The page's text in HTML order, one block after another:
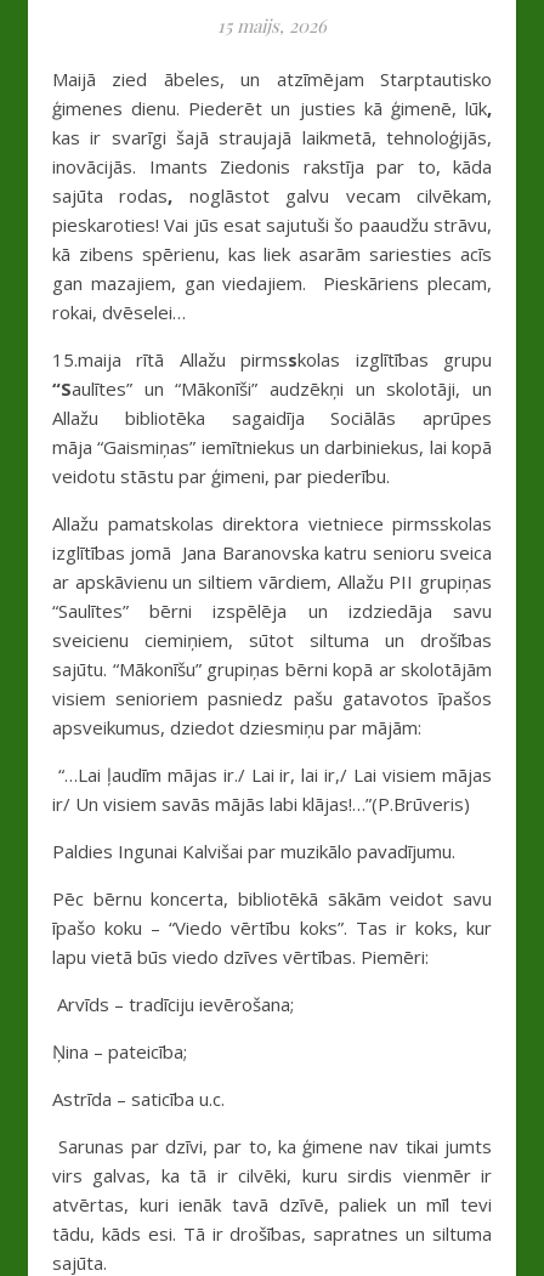
15 maijs, 2026
Maijā zied ābeles, un atzīmējam Starptautisko
ģimenes dienu. Piederēt un justies kā ģimenē, lūk,
kas ir svarīgi šajā straujajā laikmetā, tehnoloģijās,
inovācijās. Imants Ziedonis rakstīja par to, kāda
sajūta rodas, noglāstot galvu vecam cilvēkam,
pieskaroties! Vai jūs esat sajutuši šo paaudžu strāvu,
kā zibens spērienu, kas liek asarām sariesties acīs
gan mazajiem, gan viedajiem. Pieskāriens plecam,
rokai, dvēselei…
15.maija rītā Allažu pirmsskolas izglītības grupu
“Saulītes” un “Mākonīši” audzēkņi un skolotāji, un
Allažu bibliotēka sagaidīja Sociālās aprūpes
māja “Gaismiņas” iemītniekus un darbiniekus, lai kopā
veidotu stāstu par ģimeni, par piederību.
Allažu pamatskolas direktora vietniece pirmsskolas
izglītības jomā Jana Baranovska katru senioru sveica
ar apskāvienu un siltiem vārdiem, Allažu PII grupiņas
“Saulītes” bērni izspēlēja un izdziedāja savu
sveicienu ciemiņiem, sūtot siltuma un drošības
sajūtu. “Mākonīšu” grupiņas bērni kopā ar skolotājām
visiem senioriem pasniedz pašu gatavotos īpašos
apsveikumus, dziedot dziesmiņu par mājām:
“…Lai ļaudīm mājas ir./ Lai ir, lai ir,/ Lai visiem mājas
ir/ Un visiem savās mājās labi klājas!…”(P.Brūveris)
Paldies Ingunai Kalvišai par muzikālo pavadījumu.
Pēc bērnu koncerta, bibliotēkā sākām veidot savu
īpašo koku – “Viedo vērtību koks”. Tas ir koks, kur
lapu vietā būs viedo dzīves vērtības. Piemēri:
Arvīds – tradīciju ievērošana;
Ņina – pateicība;
Astrīda – saticība u.c.
Sarunas par dzīvi, par to, ka ģimene nav tikai jumts
virs galvas, ka tā ir cilvēki, kuru sirdis vienmēr ir
atvērtas, kuri ienāk tavā dzīvē, paliek un mīl tevi
tādu, kāds esi. Tā ir drošības, sapratnes un siltuma
sajūta.